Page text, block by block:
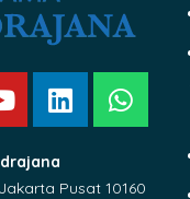
Pusat 10160